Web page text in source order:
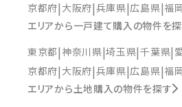
京都府 大阪府 兵庫県 広島県 福
エリアから一戸建て購入の物件を
東京都 神奈川県 埼玉県 千葉県
京都府 大阪府 兵庫県 広島県 福
エリアから土地購入の物件を探す